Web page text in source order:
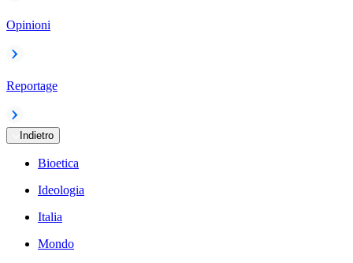
Opinioni
Reportage
Indietro
Bioetica
Ideologia
Italia
Mondo